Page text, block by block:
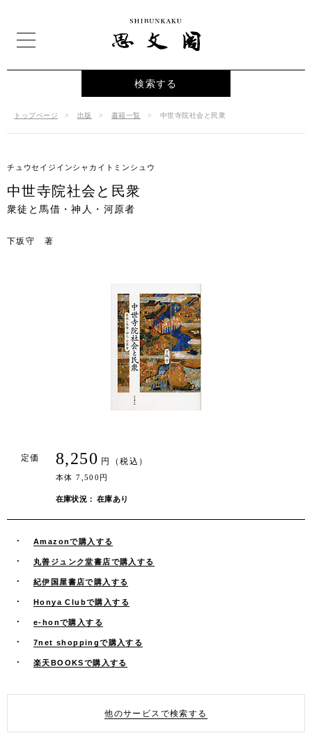
検索する
トップページ 出版 書籍一覧 中世寺院社会と民衆
チュウセイジインシャカイトミンシュウ
中世寺院社会と民衆
衆徒と馬借・神人・河原者
下坂守 著
定価 8,250 円（税込）
本体 7,500円
在庫状況： 在庫あり
Amazonで購入する
丸善ジュンク堂書店で購入する
紀伊国屋書店で購入する
Honya Clubで購入する
e-honで購入する
7net shoppingで購入する
楽天BOOKSで購入する
他のサービスで検索する